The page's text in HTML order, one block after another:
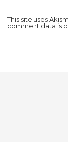
This site uses
comment data is